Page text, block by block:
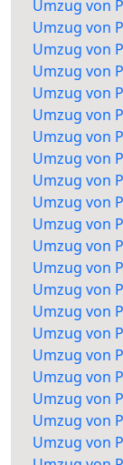
Umzug von
Umzug von
Umzug von
Umzug von
Umzug von
Umzug von
Umzug von
Umzug von
Umzug von
Umzug von
Umzug von
Umzug von
Umzug von
Umzug von
Umzug von
Umzug von
Umzug von
Umzug von
Umzug von
Umzug von
Umzug von